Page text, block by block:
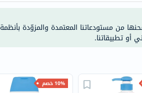
من مستودعاتنا المعتمدة والمزوّدة بأنظمة
أو تطبيقاتنا.
10% خصم